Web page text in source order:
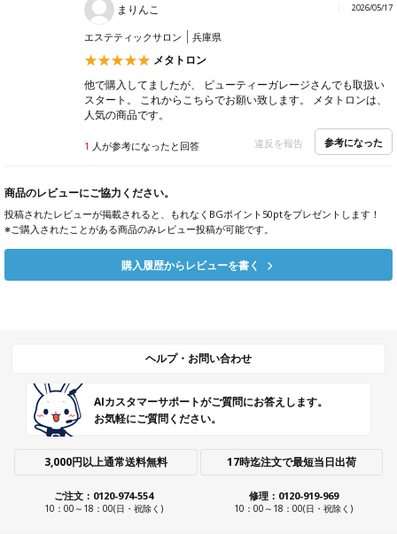
まりんこ 2026/05/17
エステティックサロン 兵庫県
メタトロン
他で購入してましたが、 ビューティーガレージさんでも取扱い
スタート。 これからこちらでお願い致します。 メタトロンは、
人気の商品です。
1 人が参考になったと回答 違反を報告 参考になった
商品のレビューにご協力ください。
投稿されたレビューが掲載されると、もれなくBGポイント50ptをプレゼントします！
※ご購入されたことがある商品のみレビュー投稿が可能です。
購入履歴からレビューを書く
ヘルプ・お問い合わせ
AIカスタマーサポートがご質問にお答えします。
お気軽にご質問ください。
3,000円以上通常送料無料 17時迄注文で最短当日出荷
ご注文：0120-974-554
10：00～18：00(日・祝除く)
修理：0120-919-969
10：00～18：00(日・祝除く)